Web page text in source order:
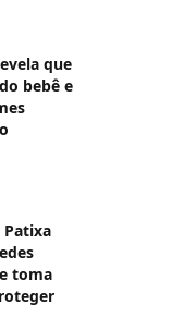
que
bebê e
toma